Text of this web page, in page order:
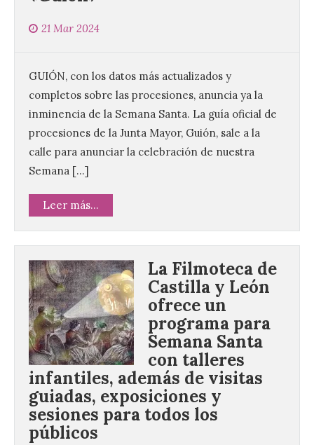
21 Mar 2024
GUIÓN, con los datos más actualizados y
completos sobre las procesiones, anuncia ya la
inminencia de la Semana Santa. La guía oficial de
procesiones de la Junta Mayor, Guión, sale a la
calle para anunciar la celebración de nuestra
Semana […]
Leer más...
La Filmoteca de
Castilla y León
ofrece un
programa para
Semana Santa
con talleres
infantiles, además de visitas
guiadas, exposiciones y
sesiones para todos los
públicos